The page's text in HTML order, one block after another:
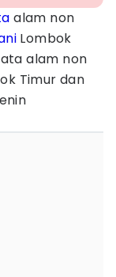
alam non
Lombok
alam non
Timur dan